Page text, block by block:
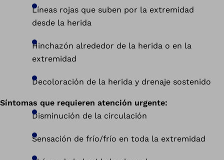
Líneas rojas que suben por la extremidad
desde la herida
Hinchazón alrededor de la herida o en la
extremidad
Decoloración de la herida y drenaje sostenido
Síntomas que requieren atención urgente:
Disminución de la circulación
Sensación de frío/frío en toda la extremidad